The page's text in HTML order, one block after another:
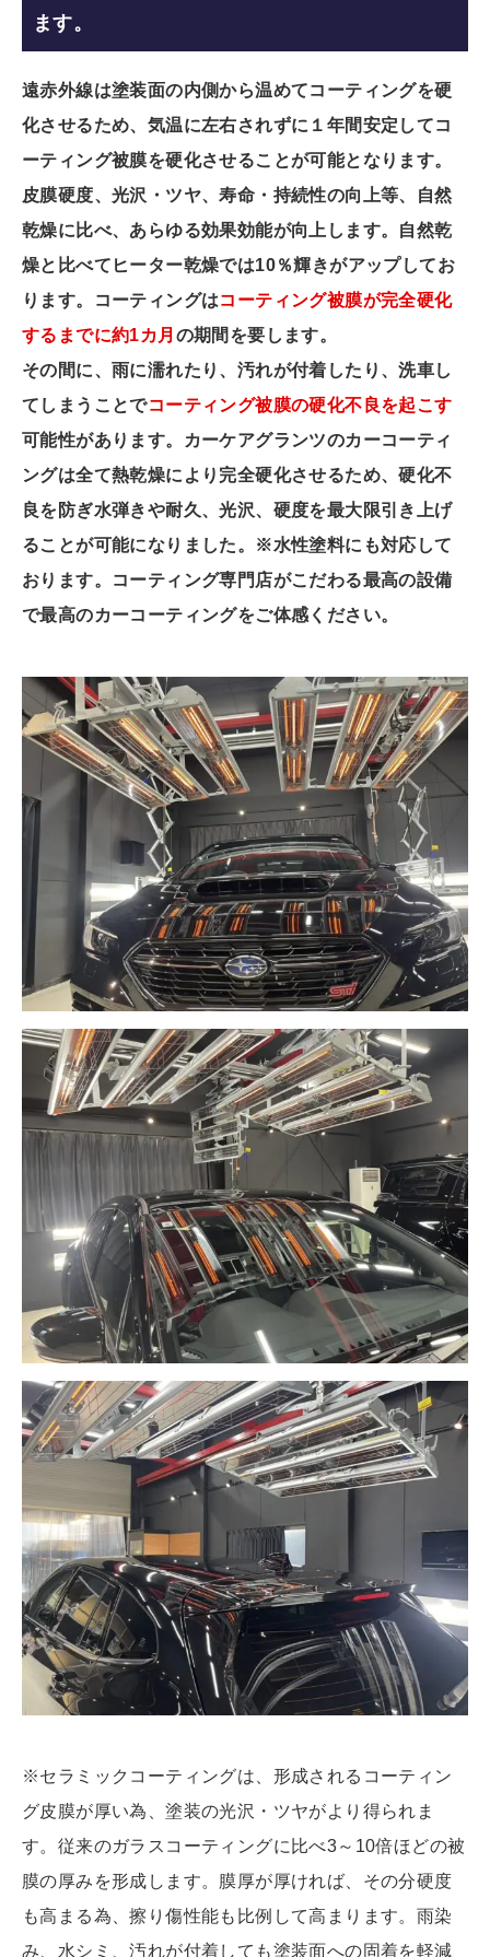
ます。
遠赤外線は塗装面の内側から温めてコーティングを硬
化させるため、気温に左右されずに１年間安定してコ
ーティング被膜を硬化させることが可能となります。
皮膜硬度、光沢・ツヤ、寿命・持続性の向上等、自然
乾燥に比べ、あらゆる効果効能が向上します。自然乾
燥と比べてヒーター乾燥では10％輝きがアップしてお
ります。
コーティングはコーティング被膜が完全硬化
するまでに約1カ月 の期間を要します。
その間に、雨に濡れたり、汚れが付着したり、洗車し
てしまうことでコーティング被膜の硬化不良を起こす
可能性があります。
カーケアグランツのカーコーティ
ングは全て熱乾燥により完全硬化させるため、硬化不
良を防ぎ水弾きや耐久、光沢、硬度を最大限引き上げ
ることが可能になりました。※水性塗料にも対応して
おります。
コーティング専門店がこだわる最高の設備
で最高のカーコーティングをご体感ください。
※セラミックコーティングは、形成されるコーティン
グ皮膜が厚い為、塗装の光沢・ツヤがより得られま
す。従来のガラスコーティングに比べ3～10倍ほどの被
膜の厚みを形成します。膜厚が厚ければ、その分硬度
も高まる為、擦り傷性能も比例して高まります。雨染
み、水シミ、汚れが付着しても塗装面への固着を軽減